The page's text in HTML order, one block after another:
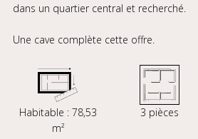
dans un quartier central et recherché.
Une cave complète cette offre.
Habitable : 78,53
m²
3 pièces